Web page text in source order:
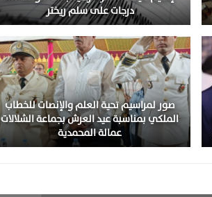
درجات على سلم ريختر
صور لمراسيم تحية العلم والإنصات للخطاب
الملكي بمناسبة عيد العرش بجماعة الشلالات
عمالة المحمدية